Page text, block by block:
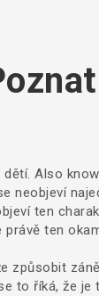
dětí. Also
neobjeví
ten
právě ten
způsobit
to říká, že je